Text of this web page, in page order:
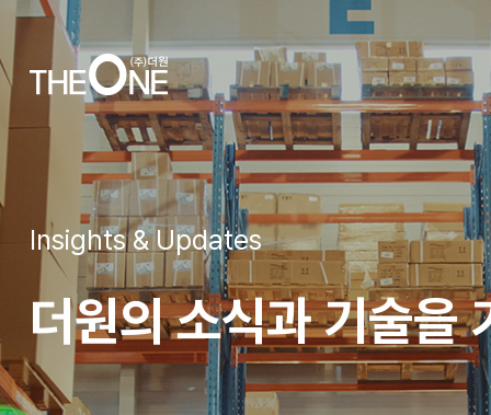
Insights & Updates
더원의 소식과 기술을